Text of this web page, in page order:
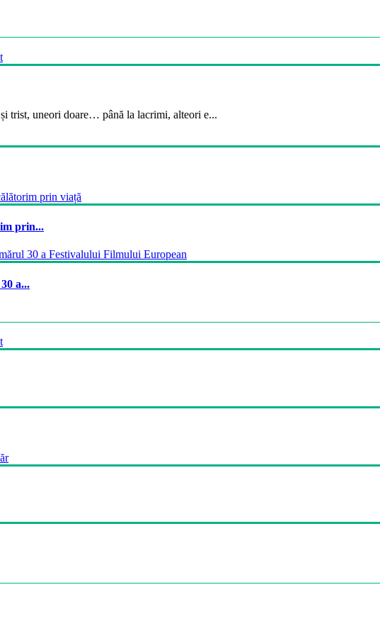
trist, uneori doare… până la lacrimi, alteori e...
prin...
a...